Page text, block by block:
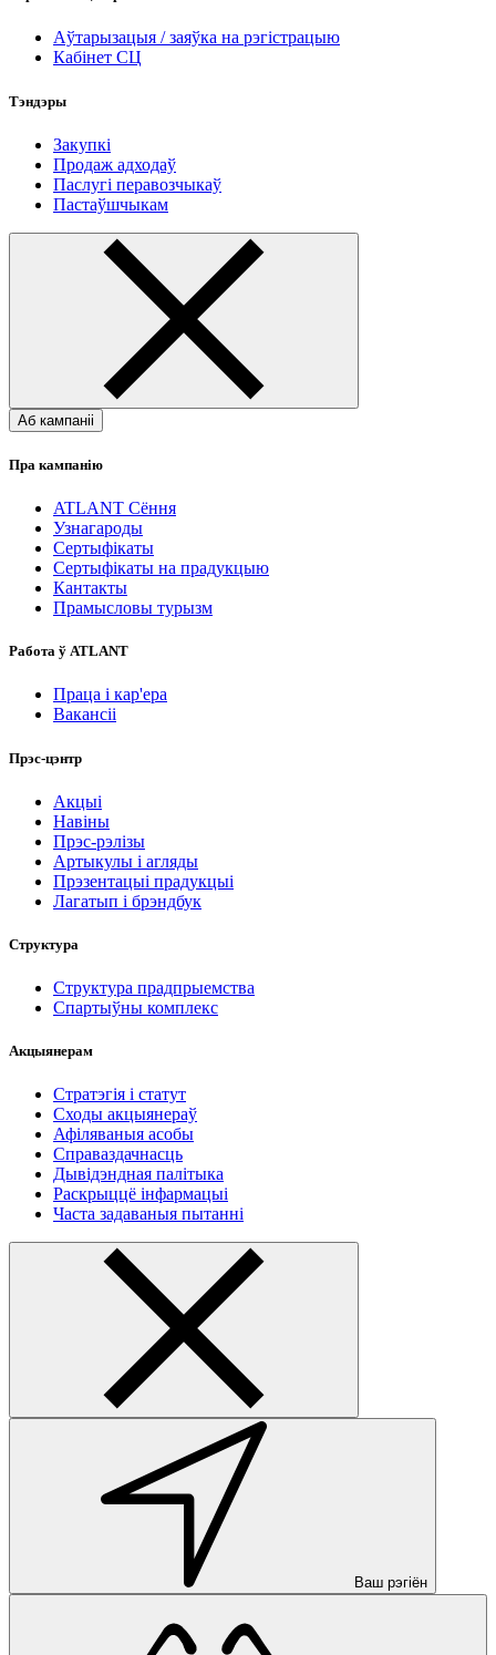
Аўтарызацыя / заяўка на рэгістрацыю
Кабінет СЦ
Тэндэры
Закупкі
Продаж адходаў
Паслугі перавозчыкаў
Пастаўшчыкам
Аб кампаніі
Пра кампанію
ATLANT Сёння
Узнагароды
Сертыфікаты
Сертыфікаты на прадукцыю
Кантакты
Прамысловы турызм
Работа ў ATLANT
Праца і кар'ера
Вакансіі
Прэс-цэнтр
Акцыі
Навіны
Прэс-рэлізы
Артыкулы і агляды
Прэзентацыі прадукцыі
Лагатып і брэндбук
Структура
Структура прадпрыемства
Спартыўны комплекс
Акцыянерам
Стратэгія і статут
Сходы акцыянераў
Афіляваныя асобы
Справаздачнасць
Дывідэндная палітыка
Раскрыццё інфармацыі
Часта задаваныя пытанні
Ваш рэгіён